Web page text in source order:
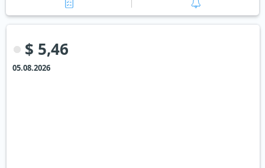
$ 5,46
05.08.2026